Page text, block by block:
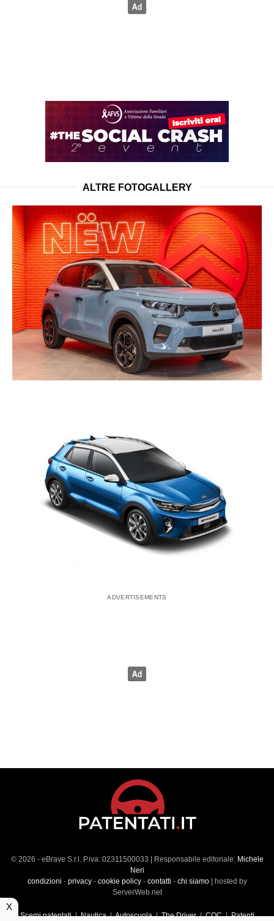
ALTRE FOTOGALLERY
© 2026 - eBrave S.r.l. P.iva: 02311500033 | Responsabile editoriale: Michele
Neri
condizioni - privacy- cookie policy- contatti - chi siamo| hosted by
ServerWeb.net
Scemi patentati|Nautica|Autoscuola|The Driver|CQC|Patenti
X